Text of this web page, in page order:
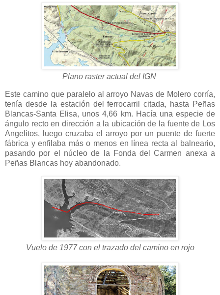
Plano raster actual del IGN
Este camino que paralelo al arroyo Navas de Molero corría,
tenía desde la estación del ferrocarril citada, hasta Peñas
Blancas-Santa Elisa, unos 4,66 km. Hacía una especie de
ángulo recto en dirección a la ubicación de la fuente de Los
Angelitos, luego cruzaba el arroyo por un puente de fuerte
fábrica y enfilaba más o menos en línea recta al balneario,
pasando por el núcleo de la Fonda del Carmen anexa a
Peñas Blancas hoy abandonado.
Vuelo de 1977 con el trazado del camino en rojo